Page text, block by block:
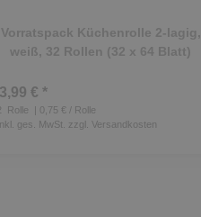
Vorratspack Küchenrolle 2-lagig,
weiß, 32 Rollen (32 x 64 Blatt)
€ *
Rolle
| 0,75 € / Rolle
inkl. ges. MwSt. zzgl. Versandkosten